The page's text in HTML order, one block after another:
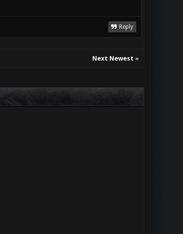
Reply
Next Newest »